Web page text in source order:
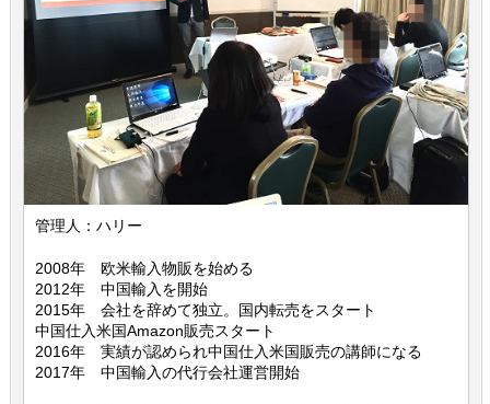
管理人：ハリー
2008年 欧米輸入物販を始める
2012年 中国輸入を開始
2015年 会社を辞めて独立。国内転売をスタート
中国仕入米国Amazon販売スタート
2016年 実績が認められ中国仕入米国販売の講師になる
2017年 中国輸入の代行会社運営開始